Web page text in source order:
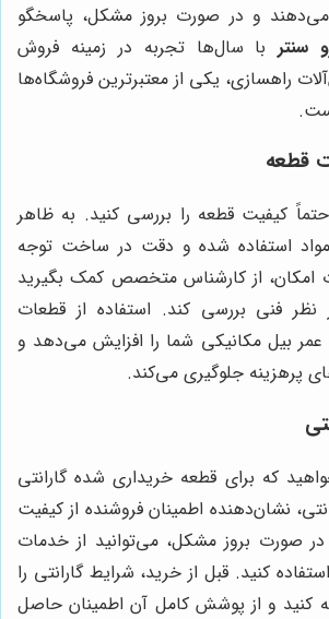
می‌دهند و در صورت بروز مشکل، پاسخگو
سنتر با سال‌ها تجربه در زمینه فروش
راهسازی، یکی از معتبرترین فروشگاه‌ها
قطعه
کیفیت قطعه را بررسی کنید. به ظاهر
استفاده شده و دقت در ساخت توجه
امکان، از کارشناس متخصص کمک بگیرید
نظر فنی بررسی کند. استفاده از قطعات
عمر بیل مکانیکی شما را افزایش می‌دهد و
پرهزینه جلوگیری می‌کند.
که برای قطعه خریداری شده گارانتی
نشان‌دهنده اطمینان فروشنده از کیفیت
صورت بروز مشکل، می‌توانید از خدمات
کنید. قبل از خرید، شرایط گارانتی را
کنید و از پوشش کامل آن اطمینان حاصل